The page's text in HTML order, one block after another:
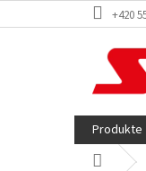
Inhalt
+420
Produkte